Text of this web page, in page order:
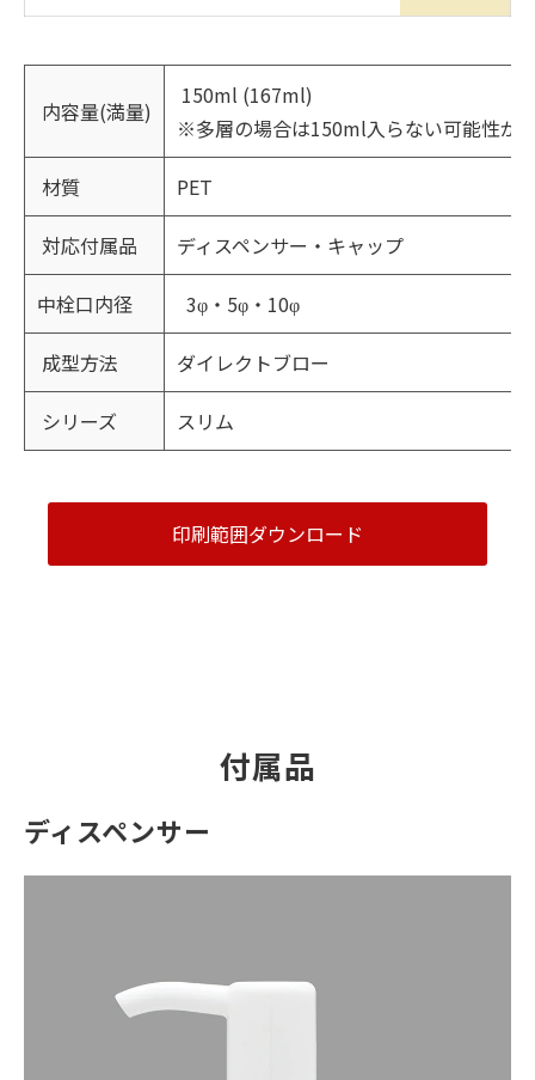
内容量(満量)
150ml (167ml)
※多層の場合は150ml入らない可能性が
材質 PET
対応付属品 ディスペンサー・キャップ
中栓口内径 3φ・5φ・10φ
成型方法 ダイレクトブロー
シリーズ スリム
印刷範囲ダウンロード
付属品
ディスペンサー